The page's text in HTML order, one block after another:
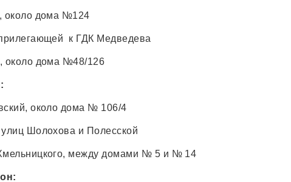
около дома №124
к ГДК Медведева
около дома №48/126
около дома № 106/4
Шолохова и Полесской
между домами № 5 и № 14